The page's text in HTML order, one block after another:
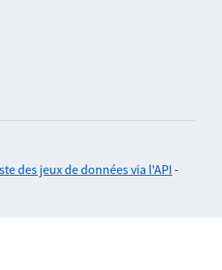
des jeux de données via l'API -